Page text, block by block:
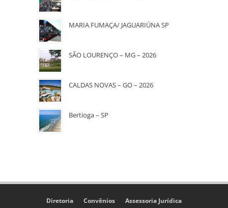
MARIA FUMAÇA/ JAGUARIÚNA SP
SÃO LOURENÇO – MG – 2026
CALDAS NOVAS – GO – 2026
Bertioga – SP
Diretoria Convênios Assessoria Jurídica